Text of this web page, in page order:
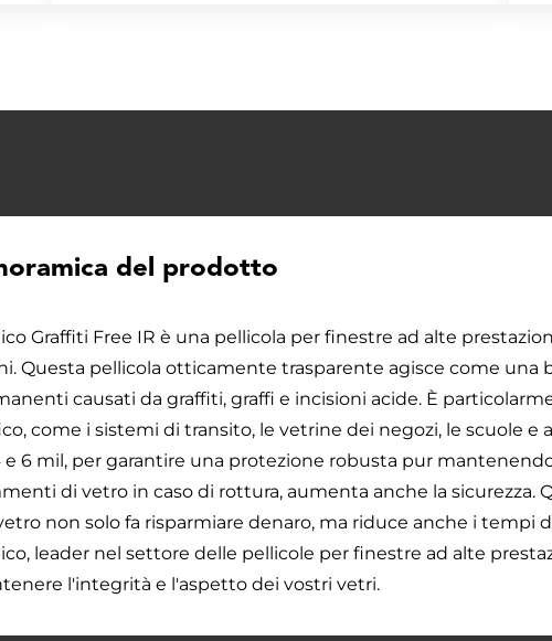
del prodotto
Graffiti Free IR è una pellicola per finestre ad alte
Questa pellicola otticamente trasparente agisce come una
causati da graffiti, graffi e incisioni acide. È
come i sistemi di transito, le vetrine dei negozi, le scuole e
e 6 mil, per garantire una protezione robusta pur
di vetro in caso di rottura, aumenta anche la sicurezza.
non solo fa risparmiare denaro, ma riduce anche i
leader nel settore delle pellicole per finestre ad alte
l'integrità e l'aspetto dei vostri vetri.